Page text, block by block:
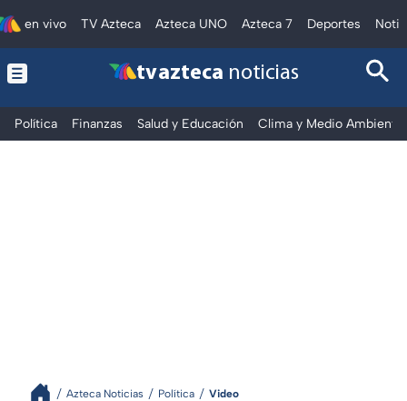
en vivo TV Azteca Azteca UNO Azteca 7 Deportes
tv azteca noticias
Política Finanzas Salud y Educación Clima y Medio Ambiente
Azteca Noticias Política Video